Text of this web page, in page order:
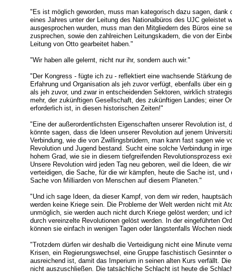
"Es ist möglich geworden, muss man kategorisch dazu sagen, dank
eines Jahres unter der Leitung des Nationalbüros des UJC geleistet
ausgesprochen wurden, muss man den Mitgliedern des Büros eine
zusprechen, sowie den zahlreichen Leitungskadern, die von der
Leitung von Otto gearbeitet haben."
"Wir haben alle gelernt, nicht nur ihr, sondern auch wir."
"Der Kongress - fügte ich zu - reflektiert eine wachsende Stärkung
Erfahrung und Organisation als jeh zuvor verfügt, ebenfalls über ein
als jeh zuvor, und zwar in entscheidenden Sektoren, wirklich
mehr, der zukünftigen Gesellschaft, des zukünftigen Landes; einer
erforderlich ist, in diesen historischen Zeiten!"
"Eine der außerordentlichsten Eigenschaften unserer Revolution ist,
könnte sagen, dass die Ideen unserer Revolution auf jenem
Verbindung, wie die von Zwillingsbrüdern, man kann fast sagen wie
Revolution und Jugend bestand. Sucht eine solche Verbindung in
hohem Grad, wie sie in diesem tiefgreifenden Revolutionsprozess
Unsere Revolution wird jeden Tag neu geboren, weil die Ideen, die
verteidigen, die Sache, für die wir kämpfen, heute die Sache ist,
Sache von Milliarden von Menschen auf diesem Planeten."
"Und ich sage Ideen, da dieser Kampf, von dem wir reden,
werden keine Kriege sein. Die Probleme der Welt werden nicht mit
unmöglich, sie werden auch nicht durch Kriege gelöst werden; und
durch vereinzelte Revolutionen gelöst werden. In der eingeführten
können sie einfach in wenigen Tagen oder längstenfalls Wochen
"Trotzdem dürfen wir deshalb die Verteidigung nicht eine Minute
Krisen, ein Regierungswechsel, eine Gruppe faschistisch Gesinnter
ausreichend ist, damit das Imperium in seinen alten Kurs verfällt.
nicht auszuschließen. Die tatsächliche Schlacht ist heute die